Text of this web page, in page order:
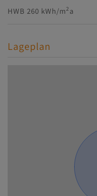
HWB 260 kWh/m2 a
Lageplan